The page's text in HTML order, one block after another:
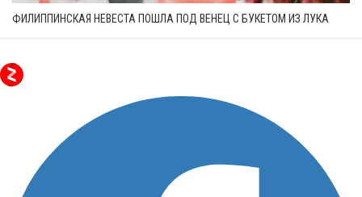
ФИЛИППИНСКАЯ НЕВЕСТА ПОШЛА ПОД ВЕНЕЦ С БУКЕТОМ ИЗ ЛУКА